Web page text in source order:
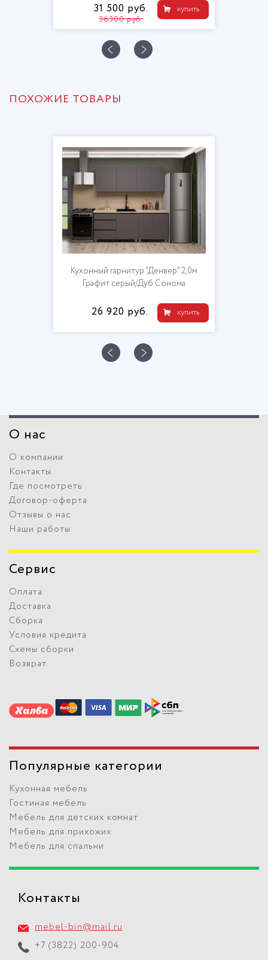
26 180 руб.
ПОХОЖИЕ ТОВАРЫ
"Денвер" 2,0м
О нас
О компании
Контакты
Где посмотреть
Договор-оферта
Отзывы о нас
Наши работы
Сервис
Оплата
Доставка
Сборка
Условия кредита
Схемы сборки
Возврат
Популярные категории
Кухонная мебель
Гостиная мебель
Мебель для детских комнат
Мебель для прихожих
Мебель для спальни
Контакты
mebel-bin@mail.ru
+7 (3822) 200-904